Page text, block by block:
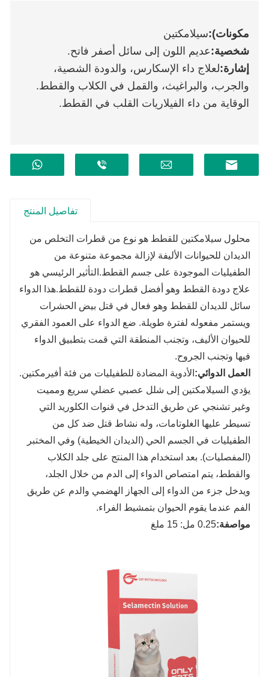
مكونات):سيلامكتين
شخصية:عديم اللون إلى سائل أصفر فاتح.
إشارة:لعلاج داء الإسكارس، والدودة الشصية،
والجرب، والبراغيث، والقمل في الكلاب والقطط.
الوقاية من داء الفيلاريات القلب في القطط.
تفاصيل المنتج
محلول سيلامكتين للقطط هو نوع من قطرات التخلص من
الديدان للحيوانات الأليفة لإزالة مجموعة متنوعة من
الطفيليات الموجودة على جسم القطط. التأثير الرئيسي هو
علاج دودة القطط وهو أفضل قطرات دودة للقطط.هذا الدواء
سائل للديدان للقطط وهو فعال في قتل بيض الحشرات
ويستمر مفعوله لفترة طويلة. ضع الدواء على العمود الفقري
للحيوان الأليف، وتجنب المنطقة التي قمت بتطبيق الدواء
فيها وتجنب الجروح.
العمل الدوائي: الأدوية المضادة للطفيليات من فئة أفيرمكتين.
يؤدي السيلامكتين إلى شلل عصبي عضلي سريع ومميت
وغير تشنجي عن طريق التدخل في قنوات الكلوريد التي
تسيطر عليها الغلوتامات، وله نشاط قتل ضد كل من
الطفيليات في الجسم الحي (الديدان الخيطية) وفي المختبر
(المفصليات). بعد استخدام هذا المنتج على جلد الكلاب
والقطط، يتم امتصاص الدواء إلى الدم من خلال الجلد،
ويدخل جزء من الدواء إلى الجهاز الهضمي والدم عن طريق
الفم عندما يقوم الحيوان بتمشيط الفراء.
مواصفة:0.25 مل: 15 ملغ